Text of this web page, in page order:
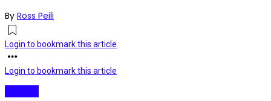
By Ross Peili
Login to bookmark this article
Login to bookmark this article